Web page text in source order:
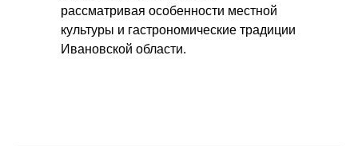
рассматривая особенности местной
культуры и гастрономические традиции
Ивановской области.